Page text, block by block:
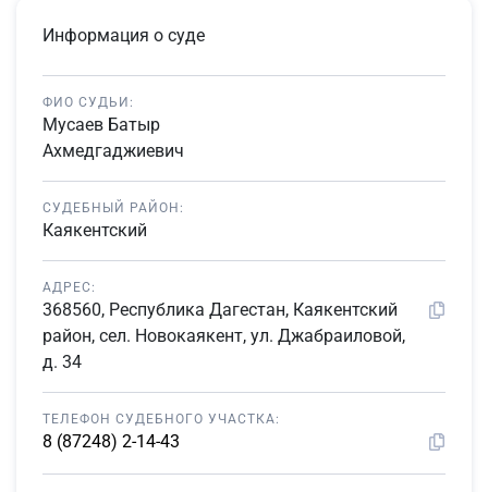
Информация о суде
ФИО СУДЬИ:
Мусаев Батыр
Ахмедгаджиевич
СУДЕБНЫЙ РАЙОН:
Каякентский
АДРЕС:
368560, Республика Дагестан, Каякентский
район, сел. Новокаякент, ул. Джабраиловой,
д. 34
ТЕЛЕФОН СУДЕБНОГО УЧАСТКА:
8 (87248) 2-14-43